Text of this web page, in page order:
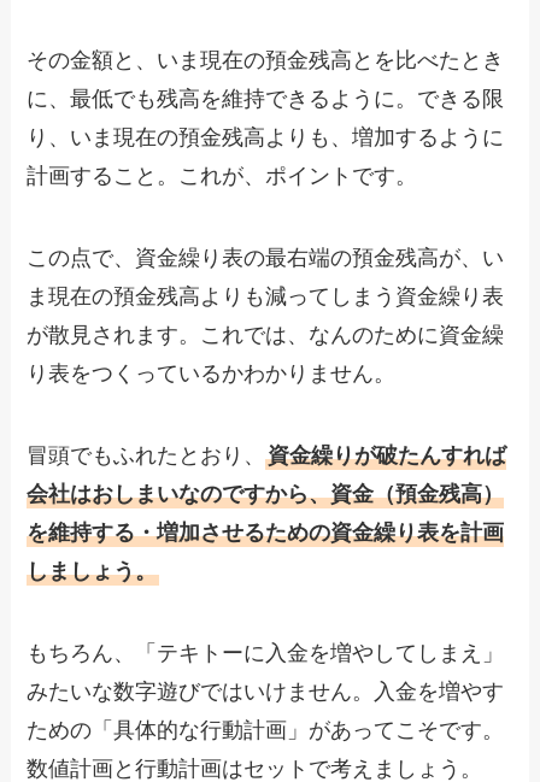
その金額と、いま現在の預金残高とを比べたとき
に、最低でも残高を維持できるように。できる限
り、いま現在の預金残高よりも、増加するように
計画すること。これが、ポイントです。
この点で、資金繰り表の最右端の預金残高が、い
ま現在の預金残高よりも減ってしまう資金繰り表
が散見されます。これでは、なんのために資金繰
り表をつくっているかわかりません。
冒頭でもふれたとおり、資金繰りが破たんすれば
会社はおしまいなのですから、資金（預金残高）
を維持する・増加させるための資金繰り表を計画
しましょう。
もちろん、「テキトーに入金を増やしてしまえ」
みたいな数字遊びではいけません。入金を増やす
ための「具体的な行動計画」があってこそです。
数値計画と行動計画はセットで考えましょう。